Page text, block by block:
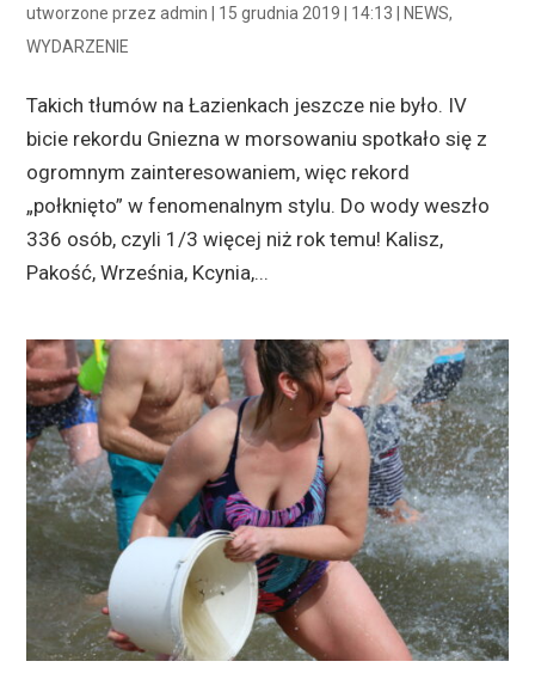
utworzone przezadmin 15 grudnia 2019 | 14:13 NEWS,
WYDARZENIE
Takich tłumów na Łazienkach jeszcze nie było. IV
bicie rekordu Gniezna w morsowaniu spotkało się z
ogromnym zainteresowaniem, więc rekord
„połknięto” w fenomenalnym stylu. Do wody weszło
336 osób, czyli 1/3 więcej niż rok temu! Kalisz,
Pakość, Września, Kcynia,...